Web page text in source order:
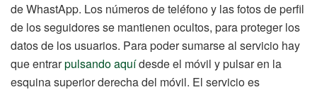
de WhastApp. Los números de teléfono y las fotos de perfil
de los seguidores se mantienen ocultos, para proteger los
datos de los usuarios. Para poder sumarse al servicio hay
que entrarpulsando aquídesde el móvil y pulsar en la
esquina superior derecha del móvil. El servicio es